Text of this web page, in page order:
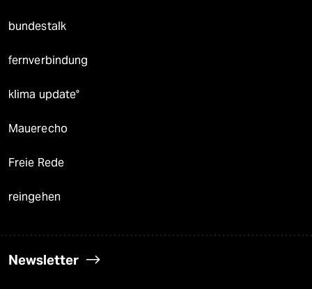
bundestalk
fernverbindung
klima update°
Mauerecho
Freie Rede
reingehen
Newsletter